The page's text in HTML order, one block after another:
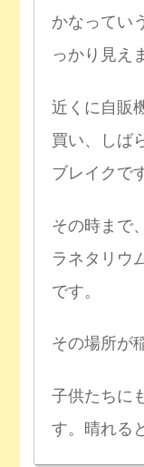
かなってい
っかり見え
近くに自販
買い、しば
ブレイクで
その時まで
ラネタリウ
です。
その場所が
子供たちに
す。晴れる